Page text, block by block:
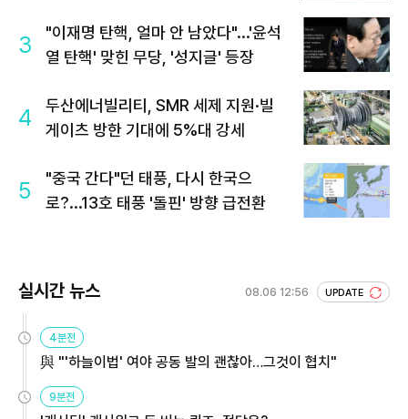
3
"이재명 탄핵, 얼마 안 남았다"...'윤석
열 탄핵' 맞힌 무당, '성지글' 등장
4
두산에너빌리티, SMR 세제 지원·빌
게이츠 방한 기대에 5%대 강세
5
"중국 간다"던 태풍, 다시 한국으
로?...13호 태풍 '돌핀' 방향 급전환
실시간 뉴스 08.06 12:56 UPDATE
4분전
與 "'하늘이법' 여야 공동 발의 괜찮아…그것이 협치"
9분전